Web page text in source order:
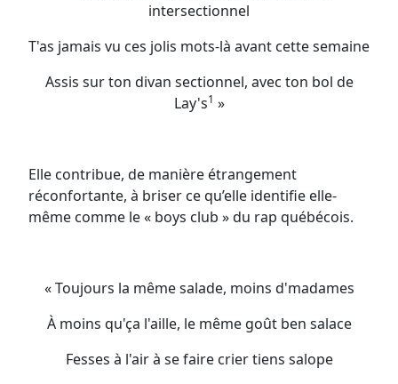
intersectionnel
T'as jamais vu ces jolis mots-là avant cette semaine
Assis sur ton divan sectionnel, avec ton bol de
Lay's1 »
Elle contribue, de manière étrangement
réconfortante, à briser ce qu’elle identifie elle-
même comme le « boys club » du rap québécois.
« Toujours la même salade, moins d'madames
À moins qu'ça l'aille, le même goût ben salace
Fesses à l'air à se faire crier tiens salope